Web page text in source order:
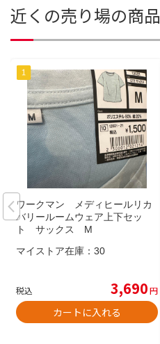
近くの売り場の商品
ワークマン メディヒールリカ
バリールームウェア上下セッ
ト サックス M
マイストア在庫： 30
税込 3,690円
カートに入れる